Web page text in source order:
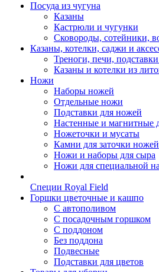
Посуда из чугуна
Казаны
Кастрюли и чугунки
Сковороды, сотейники,
Казаны, котелки, саджи и
Треноги, печи,
Казаны и котелки из
Ножи
Наборы ножей
Отдельные ножи
Подставки для ножей
Настенные и магнитные
Ножеточки и мусаты
Камни для заточки ножей
Ножи и наборы для сыра
Ножи для специальной
Специи Royal Field
Горшки цветочные и кашпо
С автополивом
С посадочным горшком
С поддоном
Без поддона
Подвесные
Подставки для цветов